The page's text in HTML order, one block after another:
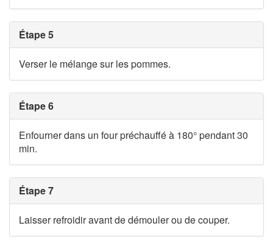
Étape 5
Verser le mélange sur les pommes.
Étape 6
Enfourner dans un four préchauffé à 180° pendant 30
min.
Étape 7
Laisser refroidir avant de démouler ou de couper.